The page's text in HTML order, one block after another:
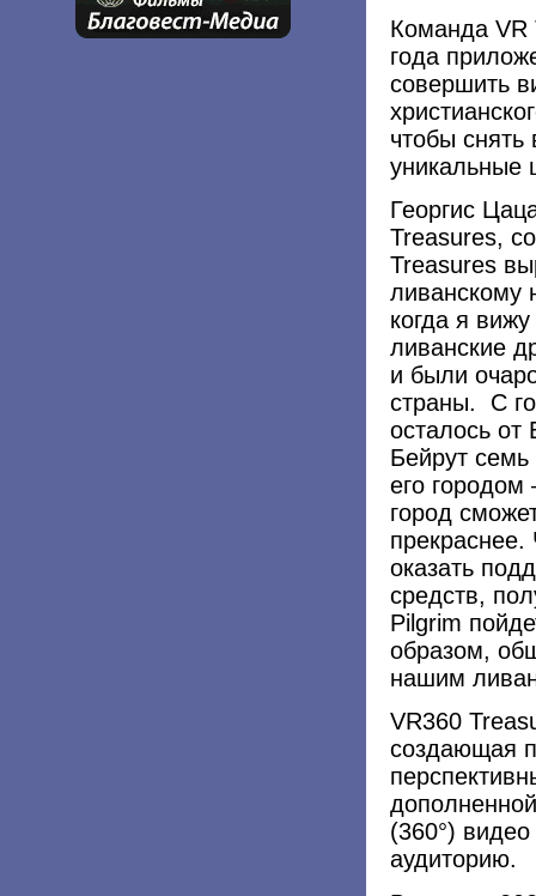
Команда VR
года
совершить
чтобы
уникальные
Георгис
Treasures,
Treasures
ливанскому
когда я
ливанские
и были
страны. С
осталось от
Бейрут
его городом
город
оказать
средств,
Pilgrim
образом,
нашим
VR360
создающая
(360°)
аудиторию.